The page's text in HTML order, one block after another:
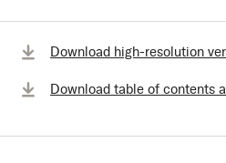
Download high-resolution
Download table of contents